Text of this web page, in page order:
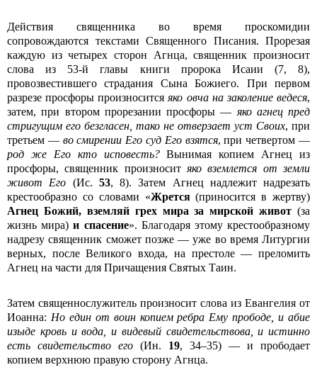
Действия священника во время проскомидии
сопровождаются текстами Священного Писания. Прорезая
каждую из четырех сторон Агнца, священник произносит
слова из 53-й главы книги пророка Исаии (7, 8),
провозвестившего страдания Сына Божиего. При первом
разрезе просфоры произноситсяяко овча на заколение ведеся,
затем, при втором прорезании просфоры — яко агнец пред
стригущим его безгласен, тако не отверзает уст Своих, при
третьем — во смирении Его суд Его взятся, при четвертом —
род же Его кто исповесть?Вынимая копием Агнец из
просфоры, священник произносит яко вземлется от земли
живот Его (Ис. 53, 8). Затем Агнец надлежит надрезать
крестообразно со словами «Жрется(приносится в жертву)
Агнец Божий, вземляй грех мира за мирской живот (за
жизнь мира)и спасение». Благодаря этому крестообразному
надрезу священник сможет позже — уже во время Литургии
верных, после Великого входа, на престоле — преломить
Агнец на части для Причащения Святых Таин.
Затем священнослужитель произносит слова из Евангелия от
Иоанна: Но един от воин копием ребра Ему прободе, и абие
изыде кровь и вода, и видевый свидетельствова, и истинно
есть свидетельство его (Ин. 19, 34–35) — и прободает
копием верхнюю правую сторону Агнца.